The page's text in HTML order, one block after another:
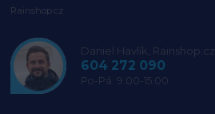
Rainshop.cz
Daniel Havlík, Rainshop.cz
604 272 090
Po-Pá: 9.00-15.00